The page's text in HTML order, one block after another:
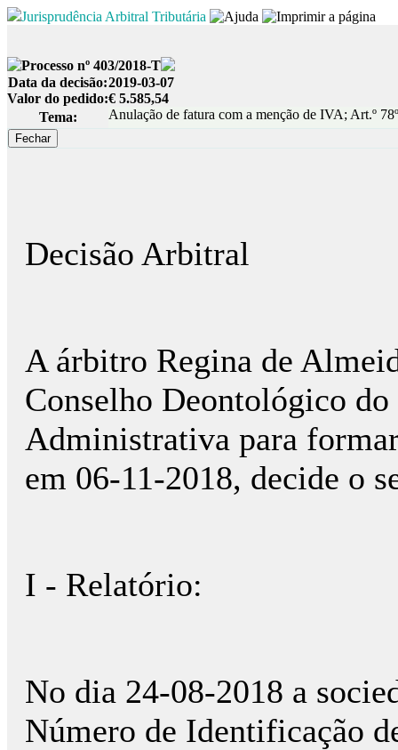
Jurisprudência Arbitral Tributária
Processo nº 403/2018-T
Data da decisão:2019-03-07
Valor do pedido:€ 5.585,54
Tema:
Anulação de fatura com a menção de IVA; Art.º
Decisão Arbitral
A árbitro Regina de
Conselho Deontológico
Administrativa para
em 06-11-2018, decide o
I - Relatório:
No dia 24-08-2018 a
Número de Identificação